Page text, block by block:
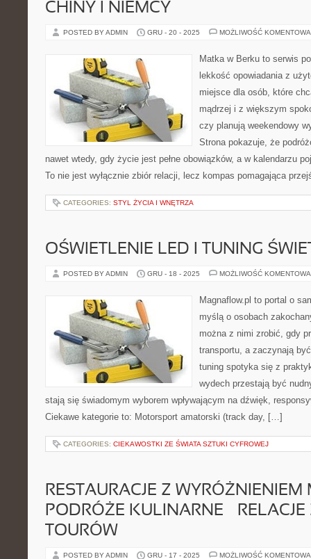
CHINY I NIEMCY
POSTED BY ADMIN GRU - 20 - 2025 MOŻLIWOŚĆ
Matka w Berku to serwis
lekkość opowiadania z
miejsce dla osób, które
mądrzej i z większym
czy planują weekendowy
Strona pokazuje, że
nawet wtedy, gdy życie jest pełne obowiązków, a w kalendarzu
To nie jest wyłącznie zbiór relacji, lecz kompas pomagająca
CATEGORIES: STYL ŻYCIA I WNĘTRZA
OŚWIETLENIE LED I TUNING
POSTED BY ADMIN GRU - 18 - 2025 MOŻLIWOŚĆ
Magnaflow.pl to portal o
myślą o osobach
można z nimi zrobić, gdy
transportu, a zaczynają
tuning spotyka się z
wydech przestają być
stają się świadomym wyborem wpływającym na dźwięk,
Ciekawe kategorie to: Motorsport amatorski (track day, […]
CATEGORIES: CIEKAWOSTKI ZE ŚWIATA SZTUKI CYFROWEJ
RESTAURACJE Z WYRÓŻNIENIEM
PODRÓŻE KULINARNE –
TOURÓW
POSTED BY ADMIN GRU - 17 - 2025 MOŻLIWOŚĆ